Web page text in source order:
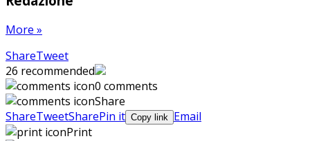
More »
ShareTweetShare
on
Google+
Pin
on
Pinterest
Send
with
WhatsApp
26 recommended
0 comments
Share
ShareTweetSharePin it Copy link Email
Print